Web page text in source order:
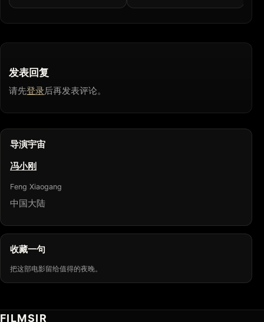
发表回复
请先登录后再发表评论。
导演宇宙
冯小刚
Feng Xiaogang
中国大陆
收藏一句
把这部电影留给值得的夜晚。
FILMSIR